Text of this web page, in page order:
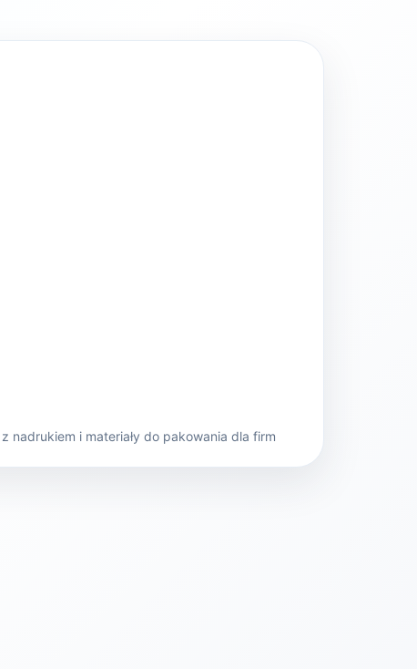
nadrukiem i materiały do pakowania dla firm